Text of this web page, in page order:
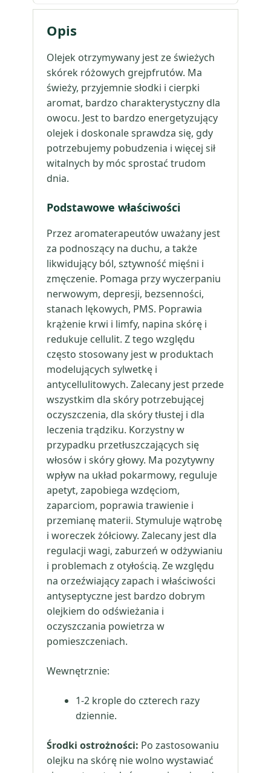
Opis
Olejek otrzymywany jest ze świeżych
skórek różowych grejpfrutów. Ma
świeży, przyjemnie słodki i cierpki
aromat, bardzo charakterystyczny dla
owocu. Jest to bardzo energetyzujący
olejek i doskonale sprawdza się, gdy
potrzebujemy pobudzenia i więcej sił
witalnych by móc sprostać trudom
dnia.
Podstawowe właściwości
Przez aromaterapeutów uważany jest
za podnoszący na duchu, a także
likwidujący ból, sztywność mięśni i
zmęczenie. Pomaga przy wyczerpaniu
nerwowym, depresji, bezsenności,
stanach lękowych, PMS. Poprawia
krążenie krwi i limfy, napina skórę i
redukuje cellulit. Z tego względu
często stosowany jest w produktach
modelujących sylwetkę i
antycellulitowych. Zalecany jest przede
wszystkim dla skóry potrzebującej
oczyszczenia, dla skóry tłustej i dla
leczenia trądziku. Korzystny w
przypadku przetłuszczających się
włosów i skóry głowy. Ma pozytywny
wpływ na układ pokarmowy, reguluje
apetyt, zapobiega wzdęciom,
zaparciom, poprawia trawienie i
przemianę materii. Stymuluje wątrobę
i woreczek żółciowy. Zalecany jest dla
regulacji wagi, zaburzeń w odżywianiu
i problemach z otyłością. Ze względu
na orzeźwiający zapach i właściwości
antyseptyczne jest bardzo dobrym
olejkiem do odświeżania i
oczyszczania powietrza w
pomieszczeniach.
Wewnętrznie:
1-2 krople do czterech razy
dziennie.
Środki ostrożności: Po zastosowaniu
olejku na skórę nie wolno wystawiać